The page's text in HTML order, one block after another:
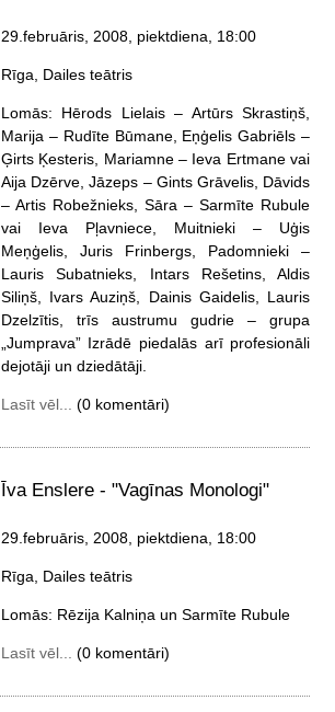
29.februāris, 2008, piektdiena , 18:00
Rīga, Dailes teātris
Lomās: Hērods Lielais – Artūrs Skrastiņš,
Marija – Rudīte Būmane, Eņģelis Gabriēls –
Ģirts Ķesteris, Mariamne – Ieva Ertmane vai
Aija Dzērve, Jāzeps – Gints Grāvelis, Dāvids
– Artis Robežnieks, Sāra – Sarmīte Rubule
vai Ieva Pļavniece, Muitnieki – Uģis
Meņģelis, Juris Frinbergs, Padomnieki –
Lauris Subatnieks, Intars Rešetins, Aldis
Siliņš, Ivars Auziņš, Dainis Gaidelis, Lauris
Dzelzītis, trīs austrumu gudrie – grupa
„Jumprava” Izrādē piedalās arī profesionāli
dejotāji un dziedātāji.
Lasīt vēl... (0 komentāri)
Īva Enslere - "Vagīnas Monologi"
29.februāris, 2008, piektdiena, 18:00
Rīga, Dailes teātris
Lomās: Rēzija Kalniņa un Sarmīte Rubule
Lasīt vēl... (0 komentāri)